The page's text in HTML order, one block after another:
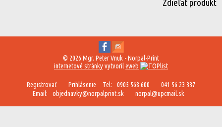
Zdieľať produkt
© 2026 Mgr. Peter Vnuk - Norpal-Print
internetové stránkyvytvorileweb
Registrovať Prihlásenie Tel: 0905 568 600
041 56 23 337
Email:
objednavky@norpalprint.sk norpal@upcmail.sk